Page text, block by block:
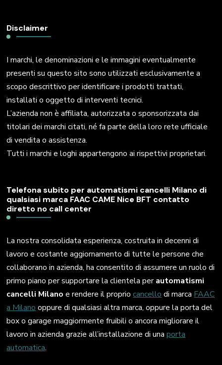
Disclaimer
I marchi, le denominazioni e le immagini eventualmente
presenti su questo sito sono utilizzati esclusivamente a
scopo descrittivo per identificare i prodotti trattati,
installati o oggetto di interventi tecnici.
L’azienda non è affiliata, autorizzata o sponsorizzata dai
titolari dei marchi citati, né fa parte della loro rete ufficiale
di vendita o assistenza.
Tutti i marchi e loghi appartengono ai rispettivi proprietari.
Telefona subito per automatismi cancelli Milano di
qualsiasi marca FAAC CAME Nice BFT contatto
diretto no call center
La nostra consolidata esperienza, costruita in decenni di
lavoro e costante aggiornamento di tutte le persone che
collaborano in azienda, ha consentito di assumere un ruolo di
primo piano per supportare la clientela perautomatismi
cancelli Milano e rendere il propriocancello di marca FAAC
a Milano oppure di qualsiasi altra marca, oppure la porta del
box o garage maggiormente fruibili o ancora migliorare il
lavoro in azienda grazie all’installazione di unaporta
automatica.